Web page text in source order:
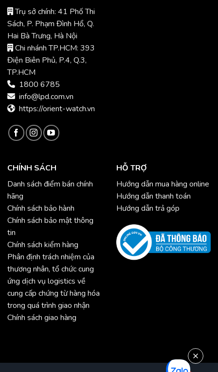
Trụ sở chính: 41 Phố Thi
Sách, P. Phạm Đình Hổ, Q.
Hai Bà Trưng, Hà Nội
Chi nhánh TP.HCM: 393
Điện Biên Phủ, P.4, Q.3,
TP.HCM
1800 6785
info@lpd.com.vn
https://orient-watch.vn
CHÍNH SÁCH
Danh sách điểm bán chính
hãng
Chính sách bảo hành
Chính sách bảo mật thông
tin
Chính sách kiểm hàng
Phân định trách nhiệm của
thương nhân, tổ chức cung
ứng dịch vụ logistics về
cung cấp chứng từ hàng hóa
trong quá trình giao nhận
Chính sách giao hàng
HỖ TRỢ
Hướng dẫn mua hàng online
Hướng dẫn thanh toán
Hướng dẫn trả góp